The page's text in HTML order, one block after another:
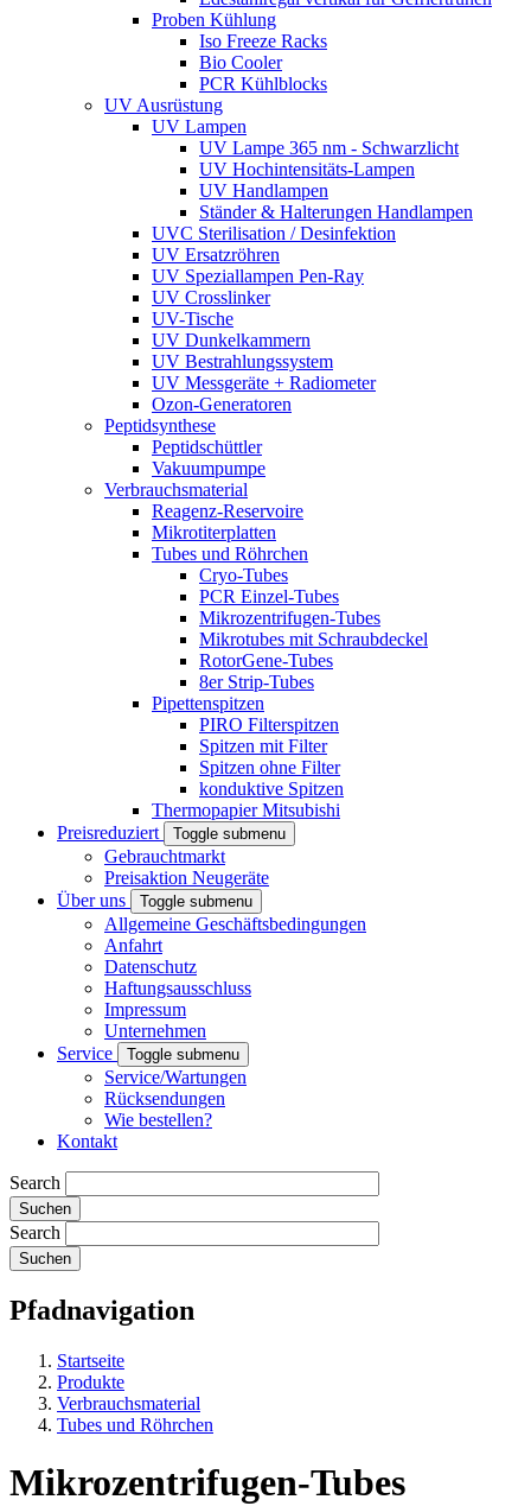
Proben Kühlung
Iso Freeze Racks
Bio Cooler
PCR Kühlblocks
UV Ausrüstung
UV Lampen
UV Lampe 365 nm - Schwarzlicht
UV Hochintensitäts-Lampen
UV Handlampen
Ständer & Halterungen Handlampen
UVC Sterilisation / Desinfektion
UV Ersatzröhren
UV Speziallampen Pen-Ray
UV Crosslinker
UV-Tische
UV Dunkelkammern
UV Bestrahlungssystem
UV Messgeräte + Radiometer
Ozon-Generatoren
Peptidsynthese
Peptidschüttler
Vakuumpumpe
Verbrauchsmaterial
Reagenz-Reservoire
Mikrotiterplatten
Tubes und Röhrchen
Cryo-Tubes
PCR Einzel-Tubes
Mikrozentrifugen-Tubes
Mikrotubes mit Schraubdeckel
RotorGene-Tubes
8er Strip-Tubes
Pipettenspitzen
PIRO Filterspitzen
Spitzen mit Filter
Spitzen ohne Filter
konduktive Spitzen
Thermopapier Mitsubishi
Preisreduziert
Toggle submenu
Gebrauchtmarkt
Preisaktion Neugeräte
Über uns
Toggle submenu
Allgemeine Geschäftsbedingungen
Anfahrt
Datenschutz
Haftungsausschluss
Impressum
Unternehmen
Service
Toggle submenu
Service/Wartungen
Rücksendungen
Wie bestellen?
Kontakt
Search
Search
Pfadnavigation
Startseite
Produkte
Verbrauchsmaterial
Tubes und Röhrchen
Mikrozentrifugen-Tubes